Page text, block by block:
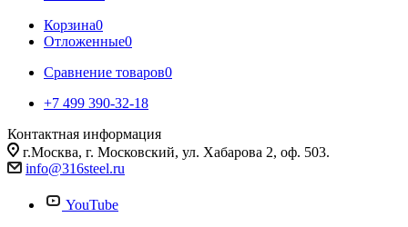
Корзина0
Отложенные0
Сравнение товаров0
+7 499 390-32-18
Контактная информация
г.Москва, г. Московский, ул. Хабарова 2, оф. 503.
info@316steel.ru
YouTube